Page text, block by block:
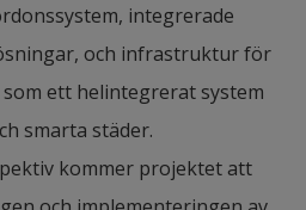
on the technology
perspective of the last 15
that the lithium-ion
technology, but we
battery technologies that
integrerade
och infrastruktur för
ett helintegrerat system
smarta städer.
kommer projektet att